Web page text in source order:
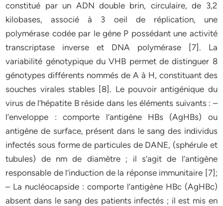
constitué par un ADN double brin, circulaire, de 3,2
kilobases, associé à 3 oeil de réplication, une
polymérase codée par le gène P possédant une activité
transcriptase inverse et DNA polymérase [7]. La
variabilité génotypique du VHB permet de distinguer 8
génotypes différents nommés de A à H, constituant des
souches virales stables [8]. Le pouvoir antigénique du
virus de l’hépatite B réside dans les éléments suivants : –
l’enveloppe : comporte l’antigène HBs (AgHBs) ou
antigène de surface, présent dans le sang des individus
infectés sous forme de particules de DANE, (sphérule et
tubules) de nm de diamètre ; il s’agit de l’antigène
responsable de l’induction de la réponse immunitaire [7];
– La nucléocapside : comporte l’antigène HBc (AgHBc)
absent dans le sang des patients infectés ; il est mis en